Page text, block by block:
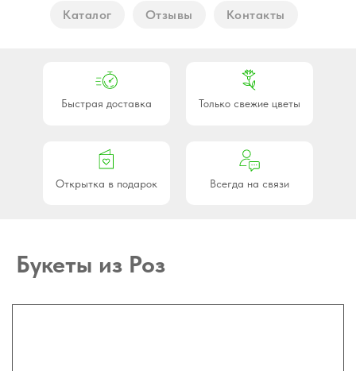
Каталог Отзывы Контакты
Открытка в подарок Всегда на связи
Только свежие цветы
Быстрая доставка
Букеты из Роз